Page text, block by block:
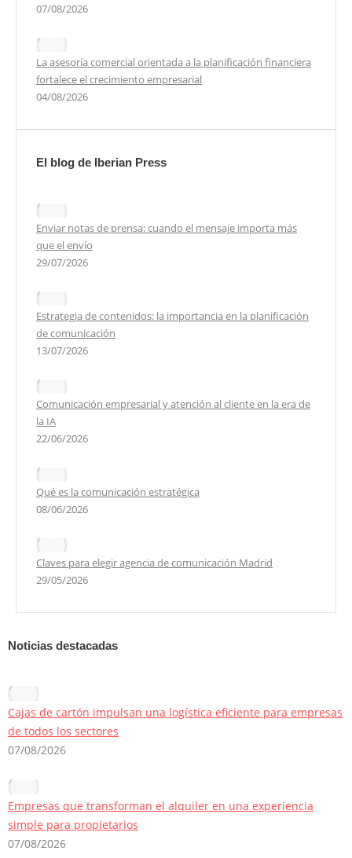
07/08/2026
La asesoría comercial orientada a la planificación financiera
fortalece el crecimiento empresarial
04/08/2026
El blog de Iberian Press
Enviar notas de prensa: cuando el mensaje importa más
que el envío
29/07/2026
Estrategia de contenidos: la importancia en la planificación
de comunicación
13/07/2026
Comunicación empresarial y atención al cliente en la era de
la IA
22/06/2026
Qué es la comunicación estratégica
08/06/2026
Claves para elegir agencia de comunicación Madrid
29/05/2026
Noticias destacadas
Cajas de cartón impulsan una logística eficiente para empresas
de todos los sectores
07/08/2026
Empresas que transforman el alquiler en una experiencia
simple para propietarios
07/08/2026